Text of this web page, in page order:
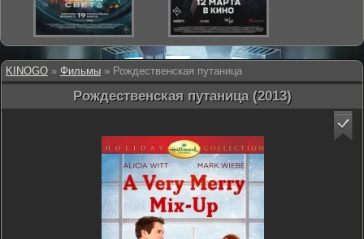
KINOGO » Фильмы » Рождественская путаница
Рождественская путаница (2013)